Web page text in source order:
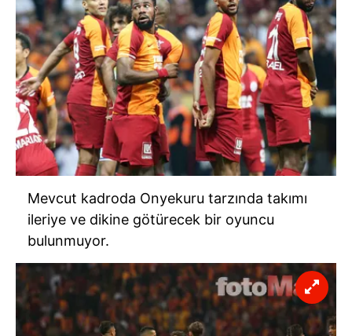
Mevcut kadroda Onyekuru tarzında takımı
ileriye ve dikine götürecek bir oyuncu
bulunmuyor.